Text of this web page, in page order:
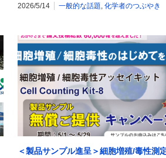
2026/5/14 一般的な話題, 化学者のつぶやき
＜製品サンプル進呈＞細胞増殖/毒性測